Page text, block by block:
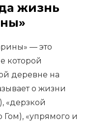
жизнь
— это
которой
деревне на
о жизни
«дерзкой
Гом), «упрямого и